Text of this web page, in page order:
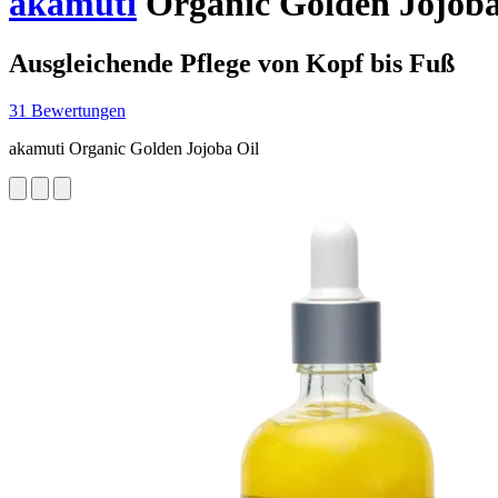
Ausgleichende Pflege von Kopf bis Fuß
31 Bewertungen
akamuti Organic Golden Jojoba Oil